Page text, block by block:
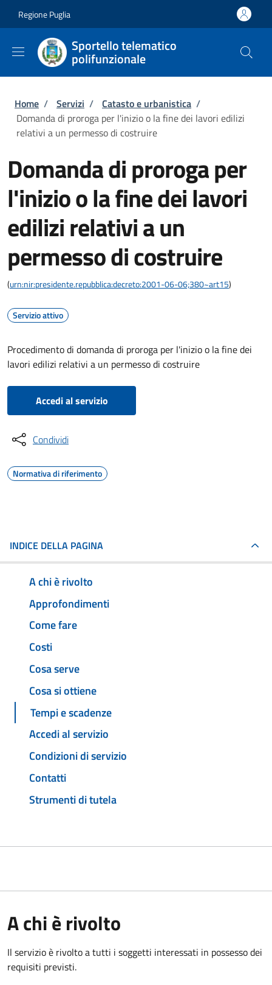
Regione Puglia
Sportello telematico
polifunzionale
Briciole di pane
Home / Servizi / Catasto e urbanistica /
Domanda di proroga per l'inizio o la fine dei lavori edilizi
relativi a un permesso di costruire
Domanda di proroga per
l'inizio o la fine dei lavori
edilizi relativi a un
permesso di costruire
(urn:nir:presidente.repubblica:decreto:2001-06-06;380~art15)
Servizio attivo
Procedimento di domanda di proroga per l'inizio o la fine dei
lavori edilizi relativi a un permesso di costruire
Accedi al servizio
Condividi
Normativa di riferimento
INDICE DELLA PAGINA
A chi è rivolto
Approfondimenti
Come fare
Costi
Cosa serve
Cosa si ottiene
Tempi e scadenze
Accedi al servizio
Condizioni di servizio
Contatti
Strumenti di tutela
A chi è rivolto
Il servizio è rivolto a tutti i soggetti interessati in possesso dei
requisiti previsti.